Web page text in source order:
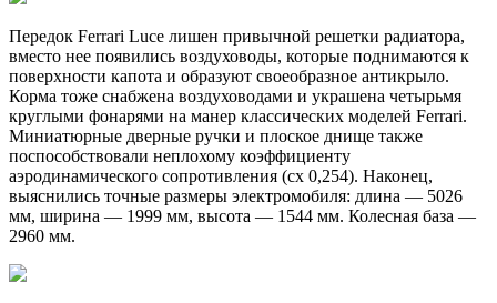
Передок Ferrari Luce лишен привычной решетки радиатора,
вместо нее появились воздуховоды, которые поднимаются к
поверхности капота и образуют своеобразное антикрыло.
Корма тоже снабжена воздуховодами и украшена четырьмя
круглыми фонарями на манер классических моделей Ferrari.
Миниатюрные дверные ручки и плоское днище также
поспособствовали неплохому коэффициенту
аэродинамического сопротивления (сх 0,254). Наконец,
выяснились точные размеры электромобиля: длина — 5026
мм, ширина — 1999 мм, высота — 1544 мм. Колесная база —
2960 мм.